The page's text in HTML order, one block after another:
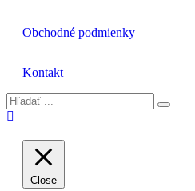
Obchodné podmienky
Kontakt
Close